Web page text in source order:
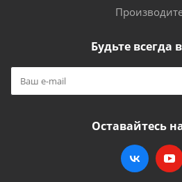
Будьте всегда
Оставайтесь